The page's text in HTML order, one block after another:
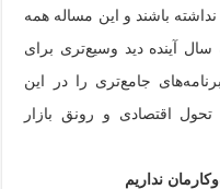
باشند و این مساله همه
آینده دید وسیع‌تری برای
جامع‌تری را در این
اقتصادی و رونق بازار
نداریم